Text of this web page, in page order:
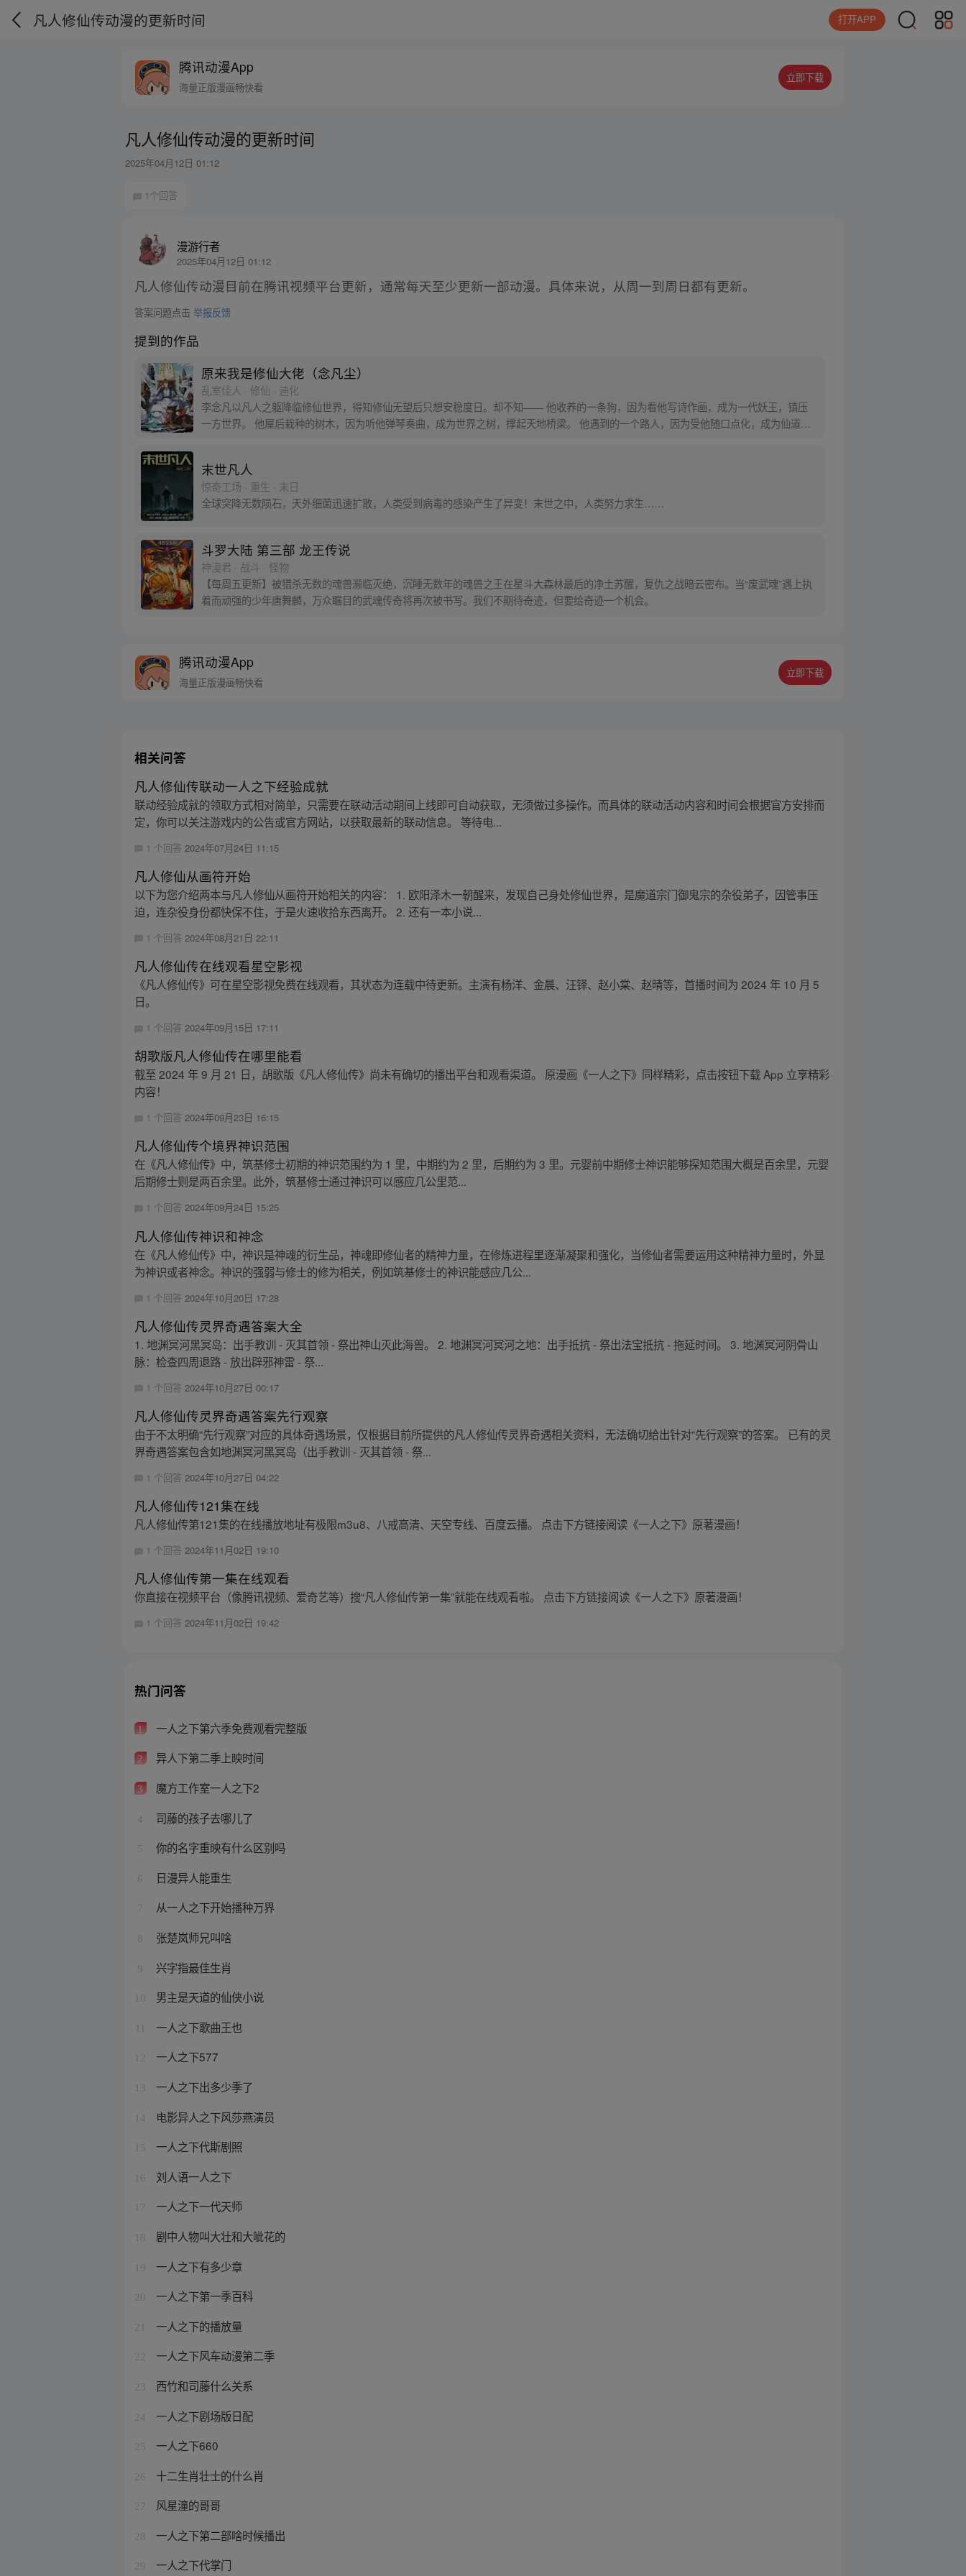
凡人修仙传动漫的更新时间 打开APP
腾讯动漫App
海量正版漫画畅快看
立即下载
凡人修仙传动漫的更新时间
2025年04月12日 01:12
1个回答
漫游行者
2025年04月12日 01:12
凡人修仙传动漫目前在腾讯视频平台更新，通常每天至少更新一部动漫。具体来说，从周一到周日都有更新。
答案问题点击举报反馈
提到的作品
原来我是修仙大佬（念凡尘）
乱室佳人 · 修仙 · 迪化
李念凡以凡人之躯降临修仙世界，得知修仙无望后只想安稳度日。却不知—— 他收养的一条狗，因为看他写诗作画，成为一代妖王，镇压
一方世界。 他屋后栽种的树木，因为听他弹琴奏曲，成为世界之树，撑起天地桥梁。 他遇到的一个路人，因为受他随口点化，成为仙道圣
末世凡人
惊奇工场 · 重生 · 末日
全球突降无数陨石，天外细菌迅速扩散，人类受到病毒的感染产生了异变！末世之中，人类努力求生……
斗罗大陆 第三部 龙王传说
神漫君 · 战斗 · 怪物
【每周五更新】被猎杀无数的魂兽濒临灭绝，沉睡无数年的魂兽之王在星斗大森林最后的净土苏醒，复仇之战暗云密布。当“废武魂”遇上执
着而顽强的少年唐舞麟，万众瞩目的武魂传奇将再次被书写。我们不期待奇迹，但要给奇迹一个机会。
腾讯动漫App
海量正版漫画畅快看
立即下载
相关问答
凡人修仙传联动一人之下经验成就
联动经验成就的领取方式相对简单，只需要在联动活动期间上线即可自动获取，无须做过多操作。而具体的联动活动内容和时间会根据官方安排而
定，你可以关注游戏内的公告或官方网站，以获取最新的联动信息。 等待电...
1 个回答 2024年07月24日 11:15
凡人修仙从画符开始
以下为您介绍两本与凡人修仙从画符开始相关的内容： 1. 欧阳泽木一朝醒来，发现自己身处修仙世界，是魔道宗门御鬼宗的杂役弟子，因管事压
迫，连杂役身份都快保不住，于是火速收拾东西离开。 2. 还有一本小说...
1 个回答 2024年08月21日 22:11
凡人修仙传在线观看星空影视
《凡人修仙传》可在星空影视免费在线观看，其状态为连载中待更新。主演有杨洋、金晨、汪铎、赵小棠、赵晴等，首播时间为 2024 年 10 月 5
日。
1 个回答2024年09月15日 17:11
胡歌版凡人修仙传在哪里能看
截至 2024 年 9 月 21 日，胡歌版《凡人修仙传》尚未有确切的播出平台和观看渠道。 原漫画《一人之下》同样精彩，点击按钮下载 App 立享精彩
内容！
1 个回答2024年09月23日 16:15
凡人修仙传个境界神识范围
在《凡人修仙传》中，筑基修士初期的神识范围约为 1 里，中期约为 2 里，后期约为 3 里。元婴前中期修士神识能够探知范围大概是百余里，元婴
后期修士则是两百余里。此外，筑基修士通过神识可以感应几公里范...
1 个回答2024年09月24日 15:25
凡人修仙传神识和神念
在《凡人修仙传》中，神识是神魂的衍生品，神魂即修仙者的精神力量，在修炼进程里逐渐凝聚和强化，当修仙者需要运用这种精神力量时，外显
为神识或者神念。神识的强弱与修士的修为相关，例如筑基修士的神识能感应几公...
1 个回答 2024年10月20日 17:28
凡人修仙传灵界奇遇答案大全
1. 地渊冥河黑冥岛：出手教训 - 灭其首领 - 祭出神山灭此海兽。 2. 地渊冥河冥河之地：出手抵抗 - 祭出法宝抵抗 - 拖延时间。 3. 地渊冥河阴骨山
脉：检查四周退路 - 放出辟邪神雷 - 祭...
1 个回答 2024年10月27日 00:17
凡人修仙传灵界奇遇答案先行观察
由于不太明确“先行观察”对应的具体奇遇场景，仅根据目前所提供的凡人修仙传灵界奇遇相关资料，无法确切给出针对“先行观察”的答案。 已有的灵
界奇遇答案包含如地渊冥河黑冥岛（出手教训 - 灭其首领 - 祭...
1 个回答2024年10月27日 04:22
凡人修仙传121集在线
凡人修仙传第121集的在线播放地址有极限m3u8、八戒高清、天空专线、百度云播。 点击下方链接阅读《一人之下》原著漫画！
1 个回答2024年11月02日 19:10
凡人修仙传第一集在线观看
你直接在视频平台（像腾讯视频、爱奇艺等）搜“凡人修仙传第一集”就能在线观看啦。 点击下方链接阅读《一人之下》原著漫画！
1 个回答2024年11月02日 19:42
热门问答
1 一人之下第六季免费观看完整版
2 异人下第二季上映时间
3 魔方工作室一人之下2
4 司藤的孩子去哪儿了
5 你的名字重映有什么区别吗
6 日漫异人能重生
7 从一人之下开始播种万界
8 张楚岚师兄叫啥
9 兴字指最佳生肖
10 男主是天道的仙侠小说
一人之下歌曲王也
12 一人之下577
13 一人之下出多少季了
14 电影异人之下风莎燕演员
15 一人之下代斯剧照
16 刘人语一人之下
17 一人之下一代天师
18 剧中人物叫大壮和大呲花的
19 一人之下有多少章
20 一人之下第一季百科
21 一人之下的播放量
22 一人之下风车动漫第二季
23 西竹和司藤什么关系
24 一人之下剧场版日配
25 一人之下660
26 十二生肖壮士的什么肖
27 风星潼的哥哥
28 一人之下第二部啥时候播出
29 一人之下代掌门